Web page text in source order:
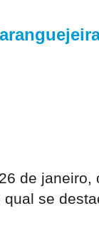
de
qual se